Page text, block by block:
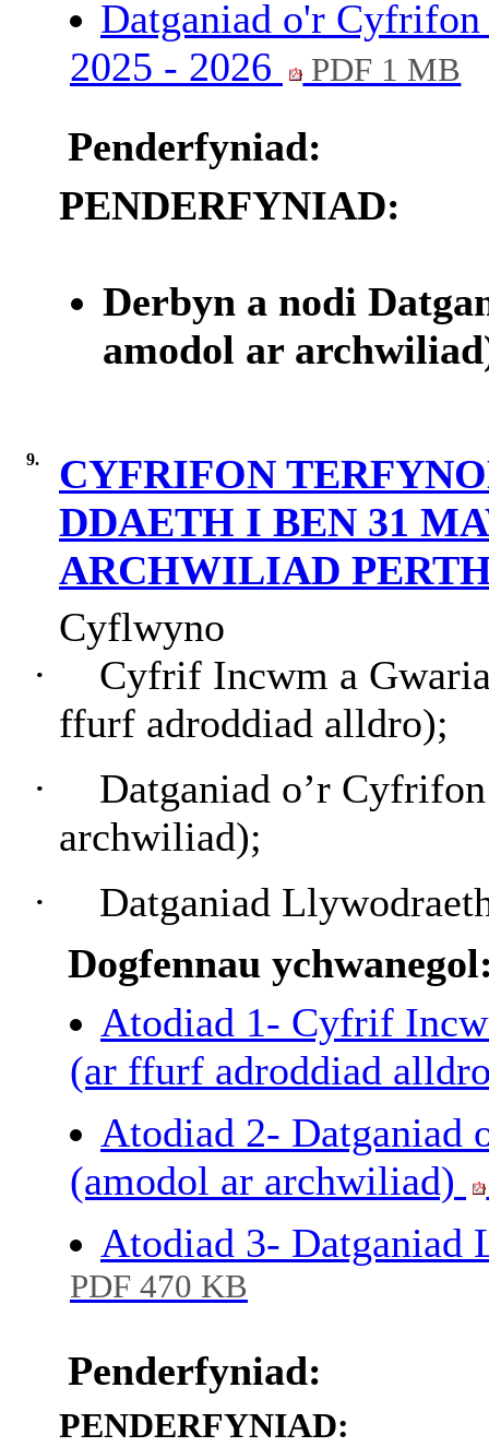
Datganiad o'r
2025 - 2026
PDF 1 MB
Penderfyniad:
PENDERFYNIAD:
Derbyn a nodi
amodol ar
9.
CYFRIFON
DDAETH I BEN 31
ARCHWILIAD
Cyflwyno
·
Cyfrif Incwm a
ffurf adroddiad alldro);
·
Datganiad o’r
archwiliad);
·
Datganiad
Dogfennau
Atodiad 1- Cyfrif
(ar ffurf adroddiad
Atodiad 2- Datganiad
(amodol ar archwiliad)
Atodiad 3-
PDF 470 KB
Penderfyniad:
PENDERFYNIAD: